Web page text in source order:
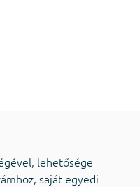
lehetősége
saját egyedi